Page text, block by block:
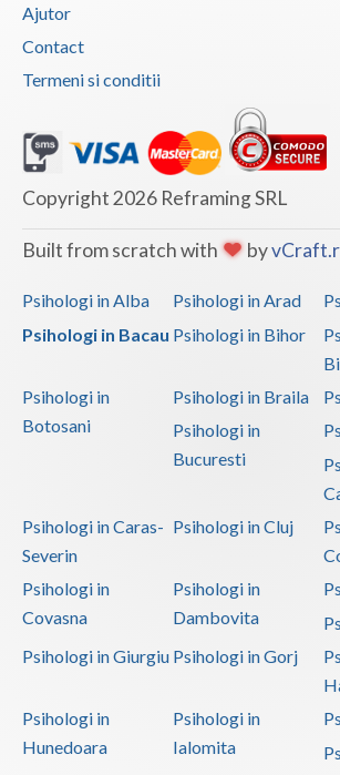
Ajutor
Contact
Termeni si conditii
Copyright 2026 Reframing SRL
Built from scratch with by
Psihologi in Alba Psihologi in Arad
Psihologi in Bacau Psihologi in Bihor
Psihologi in
Botosani
Psihologi in Braila
Psihologi in
Bucuresti
Psihologi in Caras-
Severin
Psihologi in Cluj
Psihologi in
Covasna
Psihologi in
Dambovita
Psihologi in Giurgiu Psihologi in Gorj
Psihologi in
Hunedoara
Psihologi in
Ialomita